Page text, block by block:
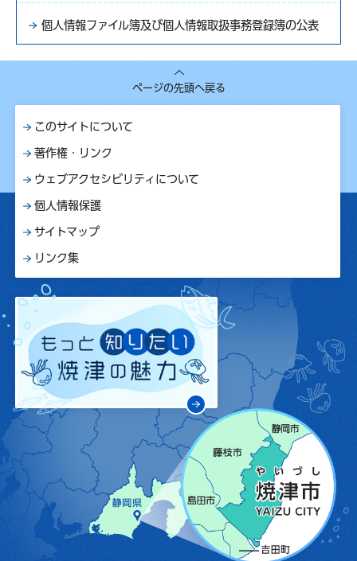
個人情報ファイル簿及び個人情報取扱事務登録簿の公表
ページの先頭へ戻る
このサイトについて
著作権・リンク
ウェブアクセシビリティについて
個人情報保護
サイトマップ
リンク集